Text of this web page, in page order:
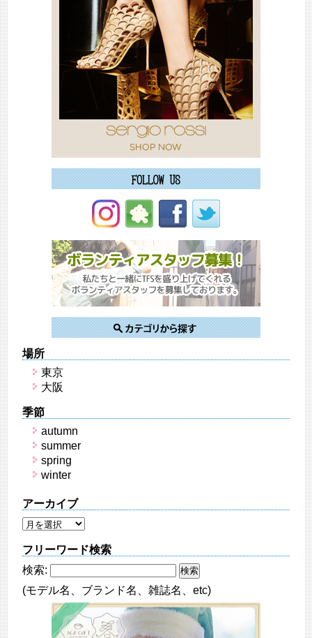
場所
東京
大阪
季節
autumn
summer
spring
winter
アーカイブ
フリーワード検索
検索:
(モデル名、ブランド名、雑誌名、etc)